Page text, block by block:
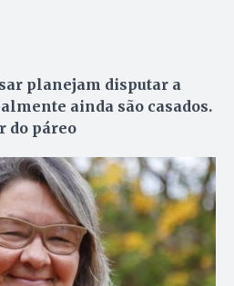
planejam disputar a
ainda são casados.
do páreo